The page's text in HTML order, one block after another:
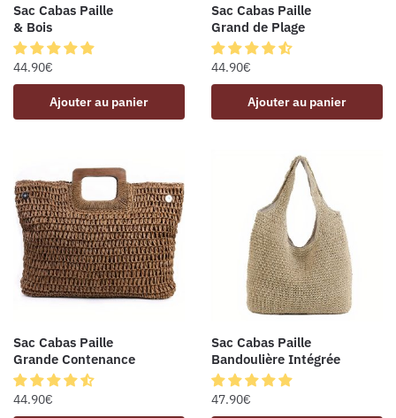
Sac Cabas Paille
& Bois
44.90€
Ajouter au panier
Sac Cabas Paille
Grand de Plage
44.90€
Ajouter au panier
Sac Cabas Paille
Grande Contenance
44.90€
Sac Cabas Paille
Bandoulière Intégrée
47.90€